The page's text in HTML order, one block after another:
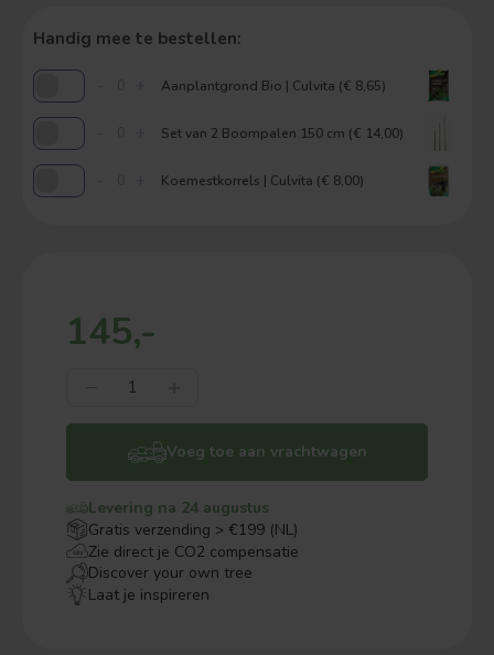
Handig mee te bestellen:
Aanplantgrond Bio | Culvita (€ 8,65)
Set van 2 Boompalen 150 cm (€ 14,00)
Koemestkorrels | Culvita (€ 8,00)
145,-
Voeg toe aan vrachtwagen
Levering na 24 augustus
Gratis verzending > €199 (NL)
Zie direct je CO2 compensatie
Discover your own tree
Laat je inspireren